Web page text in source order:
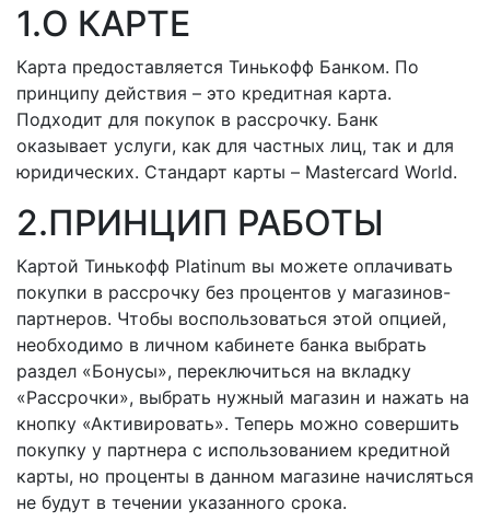
1.О КАРТЕ
Карта предоставляется Тинькофф Банком. По
принципу действия – это кредитная карта.
Подходит для покупок в рассрочку. Банк
оказывает услуги, как для частных лиц, так и для
юридических. Стандарт карты – Mastercard World.
2.ПРИНЦИП РАБОТЫ
Картой Тинькофф Platinum вы можете оплачивать
покупки в рассрочку без процентов у магазинов-
партнеров. Чтобы воспользоваться этой опцией,
необходимо в личном кабинете банка выбрать
раздел «Бонусы», переключиться на вкладку
«Рассрочки», выбрать нужный магазин и нажать на
кнопку «Активировать». Теперь можно совершить
покупку у партнера с использованием кредитной
карты, но проценты в данном магазине начисляться
не будут в течении указанного срока.